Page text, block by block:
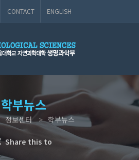
CONTACT ENGLISH
학부뉴스
정보센터 학부뉴스
Share this to